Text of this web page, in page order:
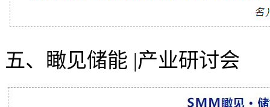
五、瞰见储能 |产业研讨会